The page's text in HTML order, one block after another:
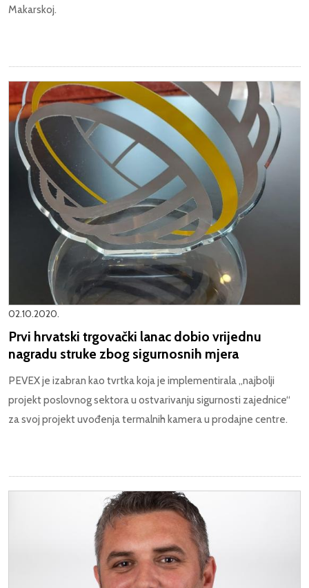
Makarskoj.
02.10.2020.
Prvi hrvatski trgovački lanac dobio vrijednu
nagradu struke zbog sigurnosnih mjera
PEVEX je izabran kao tvrtka koja je implementirala „najbolji
projekt poslovnog sektora u ostvarivanju sigurnosti zajednice“
za svoj projekt uvođenja termalnih kamera u prodajne centre.